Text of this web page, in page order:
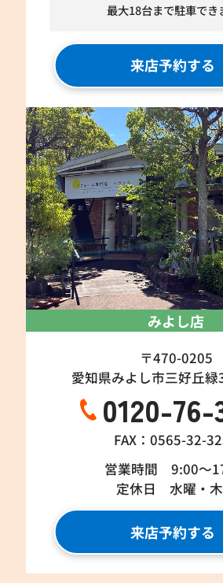
最大18台まで駐車でき
来店予約する
みよし店
〒470-0205
愛知県みよし市三好丘
0120-76-
FAX：0565-32-
営業時間 9:00～
定休日 水曜・
来店予約する